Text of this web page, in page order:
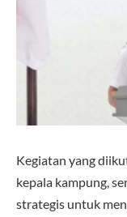
Kegiatan yang
kepala kampung,
strategis untuk